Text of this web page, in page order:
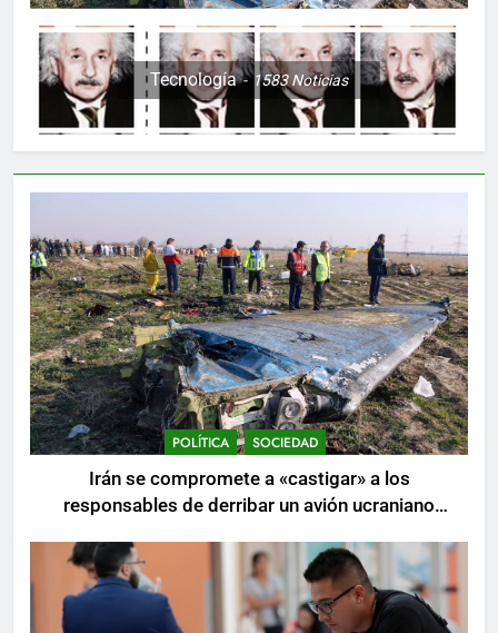
Tecnología 1583Noticias
POLÍTICA SOCIEDAD
Irán se compromete a «castigar» a los
responsables de derribar un avión ucraniano